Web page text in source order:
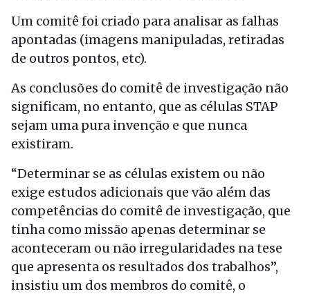
Um comitê foi criado para analisar as falhas
apontadas (imagens manipuladas, retiradas
de outros pontos, etc).
As conclusões do comitê de investigação não
significam, no entanto, que as células STAP
sejam uma pura invenção e que nunca
existiram.
“Determinar se as células existem ou não
exige estudos adicionais que vão além das
competências do comitê de investigação, que
tinha como missão apenas determinar se
aconteceram ou não irregularidades na tese
que apresenta os resultados dos trabalhos”,
insistiu um dos membros do comitê, o